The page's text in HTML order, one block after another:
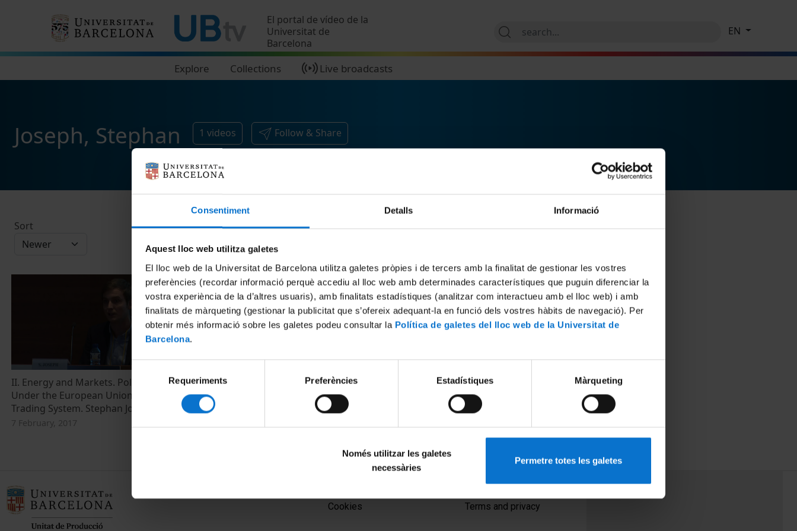
Consentiment Detalls Informació
Aquest lloc web utilitza galetes
El lloc web de la Universitat de Barcelona utilitza galetes pròpies i de tercers amb la finalitat de gestionar les vostres
preferències (recordar informació perquè accediu al lloc web amb determinades característiques que puguin diferenciar la
vostra experiència de la d’altres usuaris), amb finalitats estadístiques (analitzar com interactueu amb el lloc web) i amb
finalitats de màrqueting (gestionar la publicitat que s’ofereix adequant-la en funció dels vostres hàbits de navegació). Per
obtenir més informació sobre les galetes podeu consultar la Política de galetes del lloc web de la Universitat de
Barcelona.
consentiment
Requeriments Preferències Estadístiques Màrqueting
Només utilitzar les galetes
necessàries
Permetre totes les galetes
El portal de vídeo de la
Universitat de
Barcelona
Explore Collections Live broadcasts
EN
Joseph, Stephan 1 videos Follow & Share
Sort
II. Energy and Markets. Policy Stringency
Under the European Union Emission
Trading System. Stephan Joseph
7 February, 2017
Cookies
PEU 2
Terms and privacy
PEU 3